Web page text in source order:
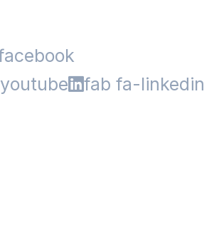
fab fa-linkedin